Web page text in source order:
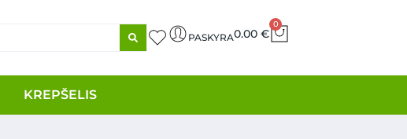
PASKYRA0.00 €
0
KREPŠELIS